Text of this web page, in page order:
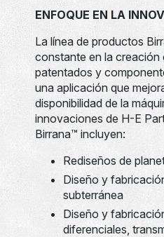
ENFOQUE EN LA
La línea de productos
constante en la creación
patentados y
una aplicación que
disponibilidad de la
innovaciones de H-E
Birrana™ incluyen:
Rediseños de
Diseño y
subterránea
Diseño y
diferenciales,